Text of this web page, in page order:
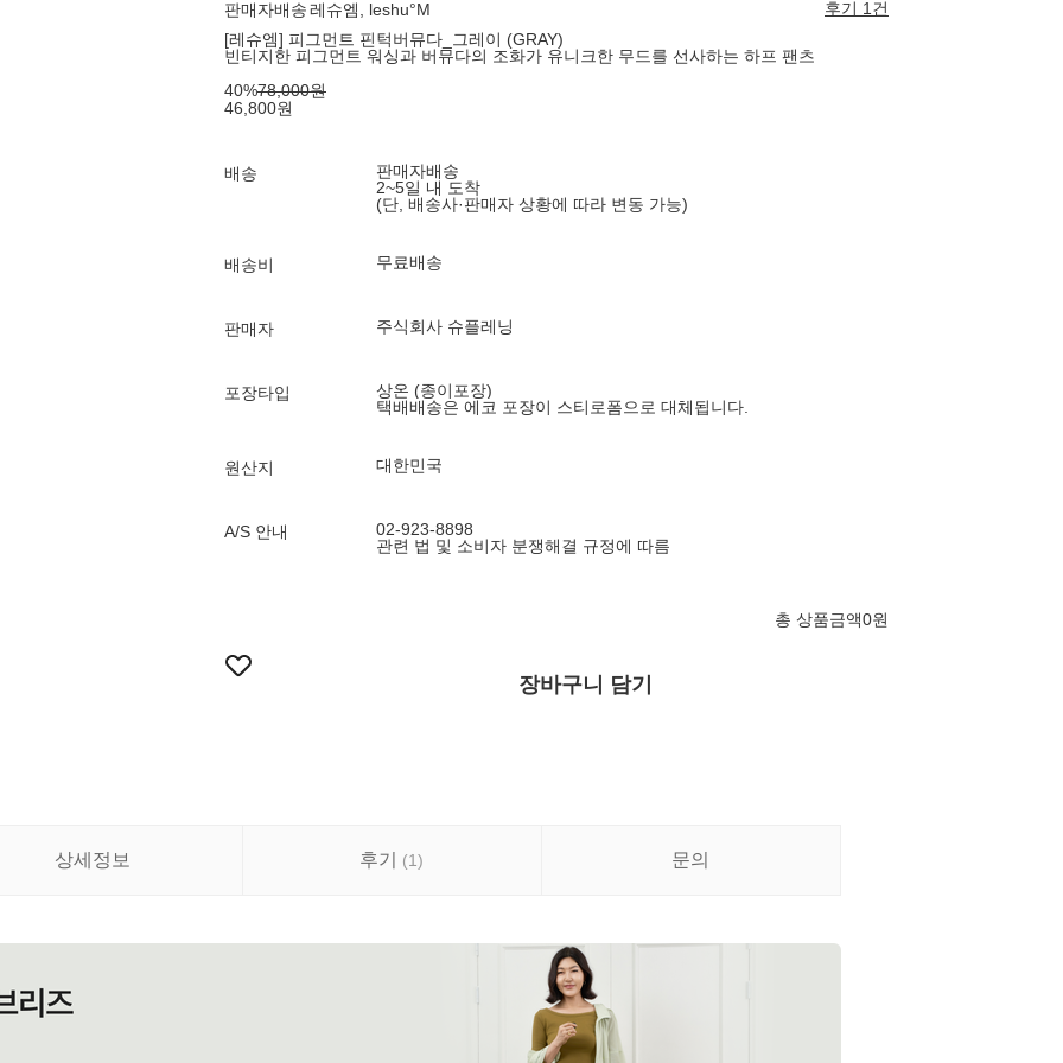
판매자배송레슈엠, leshu°M
후기 1건
[레슈엠] 피그먼트 핀턱버뮤다_그레이 (GRAY)
빈티지한 피그먼트 워싱과 버뮤다의 조화가 유니크한 무드를 선사하는 하프 팬츠
40%78,000원
46,800원
배송
판매자배송
2~5일 내 도착
(단, 배송사·판매자 상황에 따라 변동 가능)
배송비 무료배송
판매자 주식회사 슈플레닝
포장타입
상온 (종이포장)
택배배송은 에코 포장이 스티로폼으로 대체됩니다.
원산지 대한민국
A/S 안내
02-923-8898
관련 법 및 소비자 분쟁해결 규정에 따름
총 상품금액0원
장바구니 담기
상세정보 후기 (1) 문의